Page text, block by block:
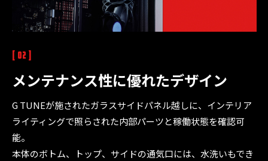
[ 02 ]
メンテナンス性に優れたデザイン
G TUNEが施されたガラスサイドパネル越しに、インテリア
ライティングで照らされた内部パーツと稼働状態を確認可
能。
本体のボトム、トップ、サイドの通気口には、水洗いもでき